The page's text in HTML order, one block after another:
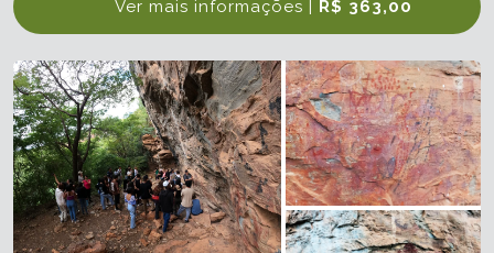
Ver mais informações | R$ 363,00